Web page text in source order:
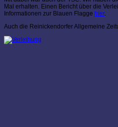
Mal erhalten. Einen Bericht über die
Informationen zur Blauen Flagge hier.
Auch die Reinickendorfer Allgemeine